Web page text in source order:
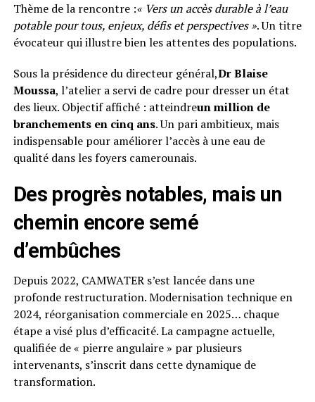
Thème de la rencontre :« Vers un accès durable à l’eau
potable pour tous, enjeux, défis et perspectives ». Un titre
évocateur qui illustre bien les attentes des populations.
Sous la présidence du directeur général,Dr Blaise
Moussa, l’atelier a servi de cadre pour dresser un état
des lieux. Objectif affiché : atteindreun million de
branchements en cinq ans. Un pari ambitieux, mais
indispensable pour améliorer l’accès à une eau de
qualité dans les foyers camerounais.
Des progrès notables, mais un
chemin encore semé
d’embûches
Depuis 2022, CAMWATER s’est lancée dans une
profonde restructuration. Modernisation technique en
2024, réorganisation commerciale en 2025… chaque
étape a visé plus d’efficacité. La campagne actuelle,
qualifiée de « pierre angulaire » par plusieurs
intervenants, s’inscrit dans cette dynamique de
transformation.